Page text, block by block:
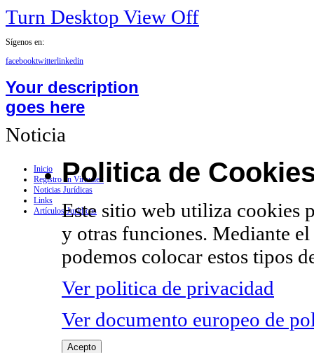
Turn Desktop View Off
Sígenos en:
facebooktwitterlinkedin
Your description
goes here
Inicio
Registro en Virtualex
Noticias Jurídicas
Links
Artículos Jurídicos
Noticia
Politica de
Este sitio web utiliza cookies
y otras funciones. Mediante
podemos colocar estos tipos
Ver politica de privacidad
Ver documento europeo de
Acepto